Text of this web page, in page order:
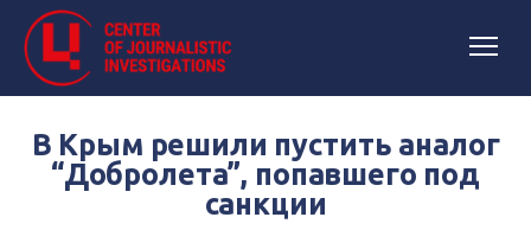
В Крым решили пустить аналог
“Добролета”, попавшего под
санкции